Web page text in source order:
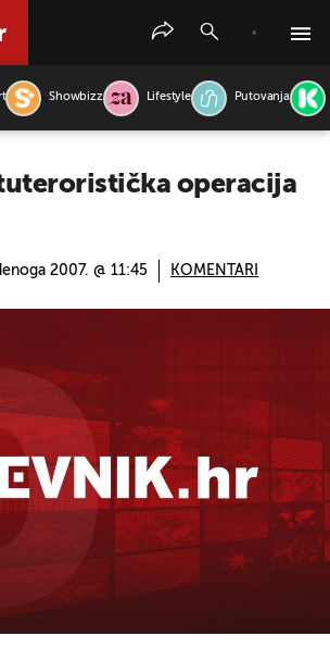
Showbizz Lifestyle Putovanja
operacija
2007. @ 11:45 KOMENTARI